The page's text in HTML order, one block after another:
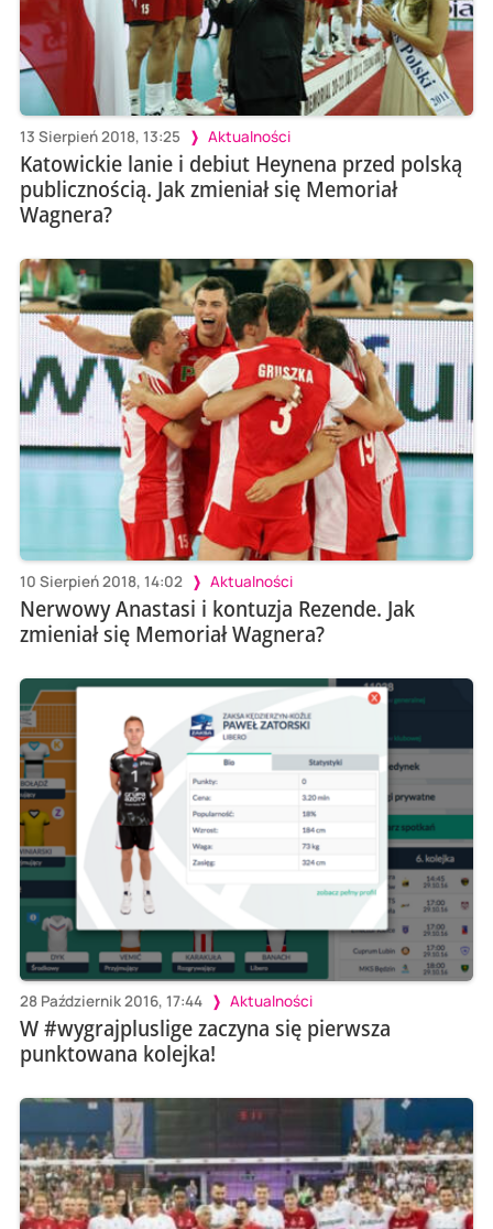
13 Sierpień 2018, 13:25 Aktualności
Katowickie lanie i debiut Heynena przed polską
publicznością. Jak zmieniał się Memoriał
Wagnera?
10 Sierpień 2018, 14:02 Aktualności
Nerwowy Anastasi i kontuzja Rezende. Jak
zmieniał się Memoriał Wagnera?
28 Październik 2016, 17:44 Aktualności
W #wygrajpluslige zaczyna się pierwsza
punktowana kolejka!